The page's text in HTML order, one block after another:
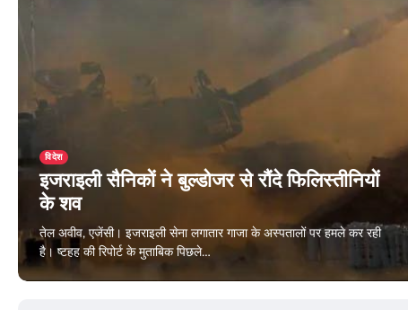
विदेश
इजराइली सैनिकों ने बुल्डोजर से रौंदे फिलिस्तीनियों
के शव
तेल अवीव, एजेंसी। इजराइली सेना लगातार गाजा के अस्पतालों पर हमले कर रही
है। ष्टहह की रिपोर्ट के मुताबिक पिछले…
December 24, 2023